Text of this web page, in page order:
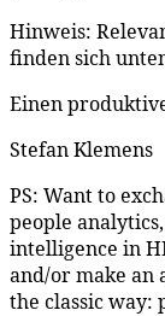
Hinweis:
finden sich
Einen
Stefan Klemens
PS: Want to
people
intelligence in
and/or make an
the classic way: